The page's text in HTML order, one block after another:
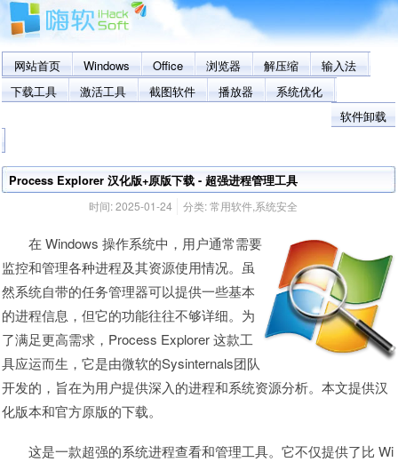
网站首页 Windows Office 浏览器 解压缩
输入法
下载工具
激活工具 截图软件 播放器
系统优化
软件卸载
Process Explorer 汉化版+原版下载 - 超强进程管理工具
时间:2025-01-24 分类:常用软件,系统安全
在 Windows 操作系统中，用户通常需要
监控和管理各种进程及其资源使用情况。虽
然系统自带的任务管理器可以提供一些基本
的进程信息，但它的功能往往不够详细。为
了满足更高需求，Process Explorer 这款工
具应运而生，它是由微软的Sysinternals团队
开发的，旨在为用户提供深入的进程和系统资源分析。本文提供汉
化版本和官方原版的下载。
这是一款超强的系统进程查看和管理工具。它不仅提供了比 Wi